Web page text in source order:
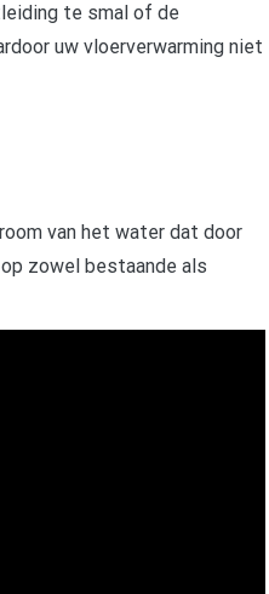
te smal of de
uw vloerverwarming niet
van het water dat door
zowel bestaande als